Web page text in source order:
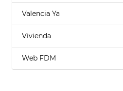
Valencia Ya
Vivienda
Web FDM